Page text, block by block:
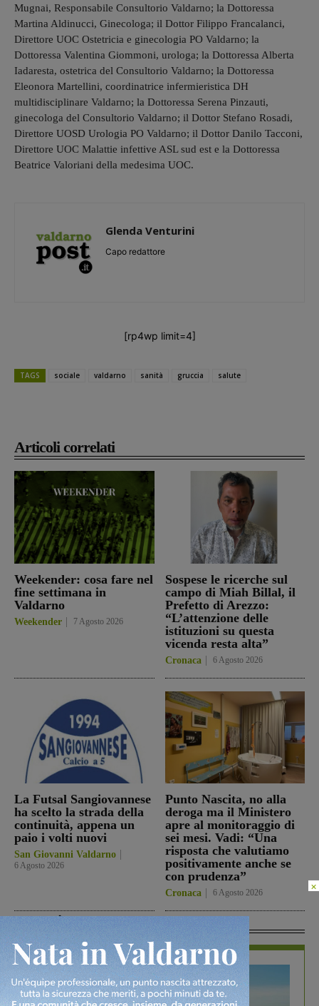
Articoli correlati
Weekender: cosa fare nel
fine settimana in
Valdarno
Weekender 7 Agosto 2026
Sospese le ricerche sul
campo di Miah Billal, il
Prefetto di Arezzo:
“L’attenzione delle
istituzioni su questa
vicenda resta alta”
Cronaca 6 Agosto 2026
La Futsal Sangiovannese
ha scelto la strada della
continuità, appena un
paio i volti nuovi
San Giovanni Valdarno
6 Agosto 2026
Punto Nascita, no alla
deroga ma il Ministero
apre al monitoraggio di
sei mesi. Vadi: “Una
risposta che valutiamo
positivamente anche se
con prudenza”
Cronaca 6 Agosto 2026
In Vetrina
Mugnai, Responsabile Consultorio Valdarno; la Dottoressa
Martina Aldinucci, Ginecologa; il Dottor Filippo Francalanci,
Direttore UOC Ostetricia e ginecologia PO Valdarno; la
Dottoressa Valentina Giommoni, urologa; la Dottoressa Alberta
Iadaresta, ostetrica del Consultorio Valdarno; la Dottoressa
Eleonora Martellini, coordinatrice infermieristica DH
multidisciplinare Valdarno; la Dottoressa Serena Pinzauti,
ginecologa del Consultorio Valdarno; il Dottor Stefano Rosadi,
Direttore UOSD Urologia PO Valdarno; il Dottor Danilo Tacconi,
Direttore UOC Malattie infettive ASL sud est e la Dottoressa
Beatrice Valoriani della medesima UOC.
Glenda Venturini
Capo redattore
[rp4wp limit=4]
TAGS sociale valdarno sanità gruccia salute
×